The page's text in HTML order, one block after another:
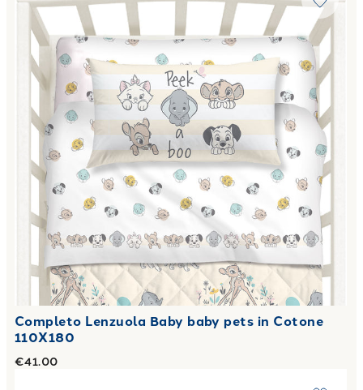
Completo Lenzuola Baby baby pets in Cotone
110X180
€41.00